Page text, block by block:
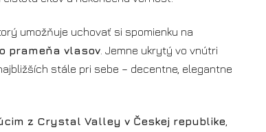
umožňuje uchovať si spomienku na
prameňa vlasov . Jemne ukrytý vo vnútri
stále pri sebe – decentne, elegantne
z Crystal Valley v Českej republike